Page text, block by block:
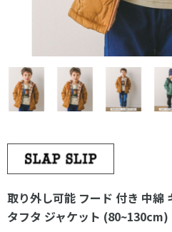
取り外し可能 フード 付き 中綿
タフタ ジャケット (80~130cm)